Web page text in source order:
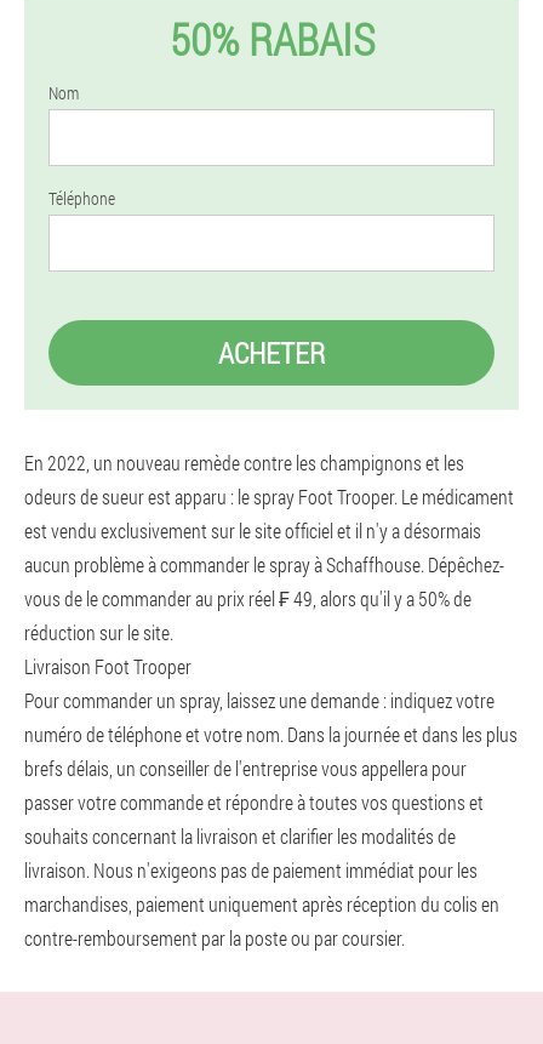
50% RABAIS
Nom
Téléphone
ACHETER
En 2022, un nouveau remède contre les champignons et les
odeurs de sueur est apparu : le spray Foot Trooper. Le médicament
est vendu exclusivement sur le site officiel et il n'y a désormais
aucun problème à commander le spray à Schaffhouse. Dépêchez-
vous de le commander au prix réel ₣ 49, alors qu'il y a 50% de
réduction sur le site.
Livraison Foot Trooper
Pour commander un spray, laissez une demande : indiquez votre
numéro de téléphone et votre nom. Dans la journée et dans les plus
brefs délais, un conseiller de l'entreprise vous appellera pour
passer votre commande et répondre à toutes vos questions et
souhaits concernant la livraison et clarifier les modalités de
livraison. Nous n'exigeons pas de paiement immédiat pour les
marchandises, paiement uniquement après réception du colis en
contre-remboursement par la poste ou par coursier.